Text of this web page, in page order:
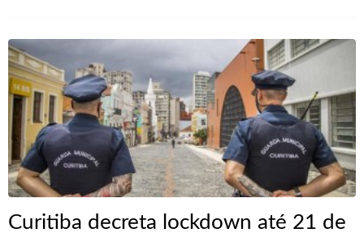
Curitiba decreta lockdown até 21 de